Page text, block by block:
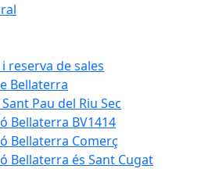
reserva de sales
Bellaterra
Pau del Riu Sec
Bellaterra BV1414
Bellaterra Comerç
Bellaterra és Sant Cugat